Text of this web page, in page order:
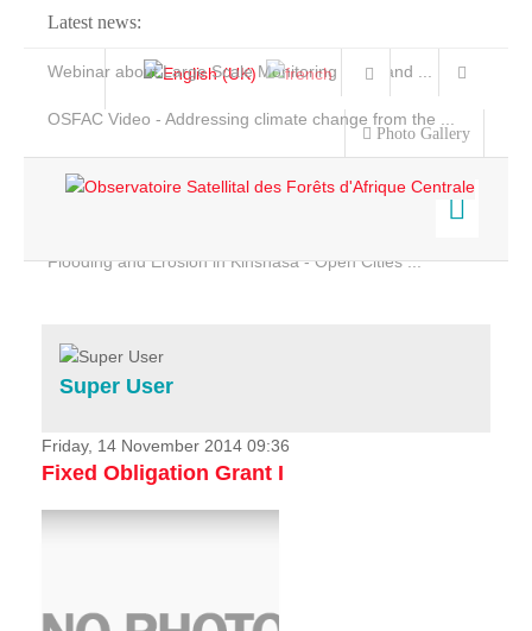
Latest news:
Webinar about Large Scale Monitoring and Land ...
OSFAC Video - Addressing climate change from the ...
Flooding and Erosion in Kinshasa - Open Cities ...
Photo Gallery
Home
Services
Projects
News & Stories
Super User
Friday, 14 November 2014 09:36
Fixed Obligation Grant I